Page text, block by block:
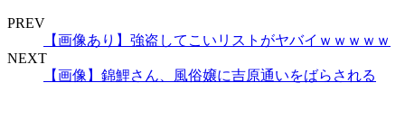
PREV
【画像あり】強盗してこいリストがヤバイｗｗｗｗｗ
NEXT
【画像】錦鯉さん、風俗嬢に吉原通いをばらされる